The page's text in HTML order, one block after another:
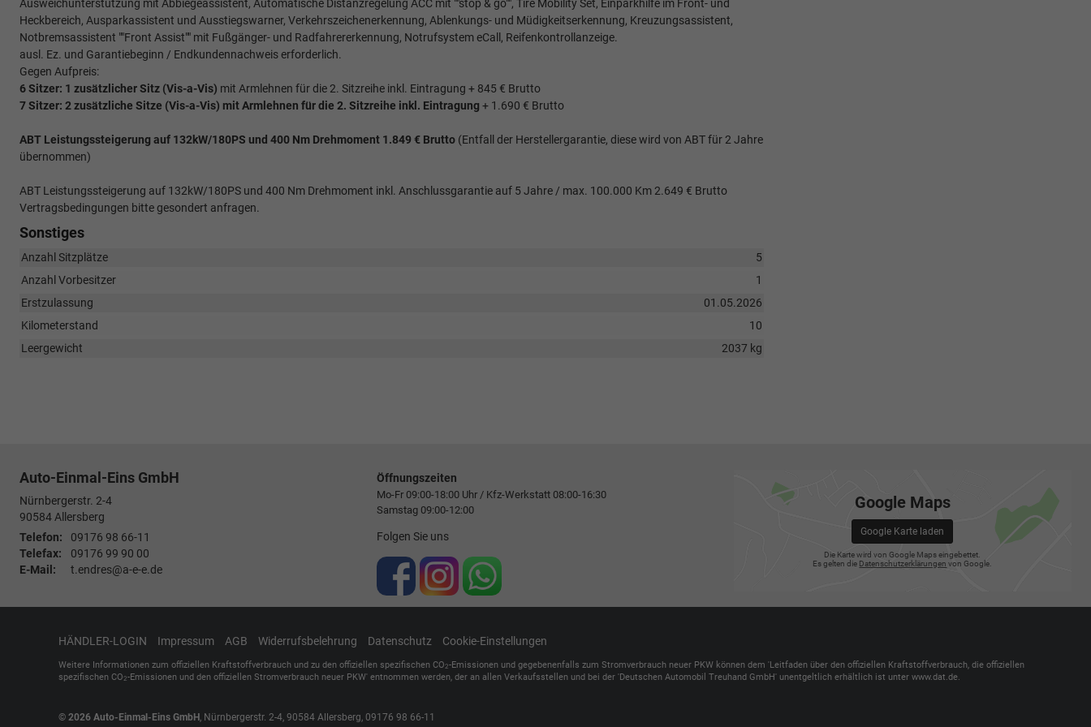
Ausweichunterstützung mit Abbiegeassistent, Automatische Distanzregelung ACC mit ""stop & go"", Tire Mobility Set, Einparkhilfe im Front- und
Heckbereich, Ausparkassistent und Ausstiegswarner, Verkehrszeichenerkennung, Ablenkungs- und Müdigkeitserkennung, Kreuzungsassistent,
Notbremsassistent ""Front Assist"" mit Fußgänger- und Radfahrererkennung, Notrufsystem eCall, Reifenkontrollanzeige.
ausl. Ez. und Garantiebeginn / Endkundennachweis erforderlich.
Gegen Aufpreis:
6 Sitzer: 1 zusätzlicher Sitz (Vis-a-Vis) mit Armlehnen für die 2. Sitzreihe inkl. Eintragung + 845 € Brutto
7 Sitzer: 2 zusätzliche Sitze (Vis-a-Vis) mit Armlehnen für die 2. Sitzreihe inkl. Eintragung + 1.690 € Brutto
ABT Leistungssteigerung auf 132kW/180PS und 400 Nm Drehmoment 1.849 € Brutto (Entfall der Herstellergarantie, diese wird von ABT für 2 Jahre
übernommen)
ABT Leistungssteigerung auf 132kW/180PS und 400 Nm Drehmoment inkl. Anschlussgarantie auf 5 Jahre / max. 100.000 Km 2.649 € Brutto
Vertragsbedingungen bitte gesondert anfragen.
Sonstiges
Anzahl Sitzplätze
5
Anzahl Vorbesitzer
1
Erstzulassung
01.05.2026
Kilometerstand
10
Leergewicht
2037 kg
Auto-Einmal-Eins GmbH
Nürnbergerstr. 2-4
90584Allersberg
Telefon:
09176 98 66-11
Telefax:
09176 99 90 00
E-Mail:
t.endres@a-e-e.de
Öffnungszeiten
Mo-Fr 09:00-18:00 Uhr / Kfz-Werkstatt 08:00-16:30
Samstag 09:00-12:00
Folgen Sie uns
Google Maps
Google Karte laden
Die Karte wird von Google Maps eingebettet.
Es gelten die Datenschutzerklärungen von Google.
HÄNDLER-LOGIN Impressum AGB Widerrufsbelehrung Datenschutz Cookie-Einstellungen
Weitere Informationen zum offiziellen Kraftstoffverbrauch und zu den offiziellen spezifischen CO2-Emissionen und gegebenenfalls zum Stromverbrauch neuer PKW können dem 'Leitfaden über den offiziellen Kraftstoffverbrauch, die offiziellen
spezifischen CO2-Emissionen und den offiziellen Stromverbrauch neuer PKW' entnommen werden, der an allen Verkaufsstellen und bei der 'Deutschen Automobil Treuhand GmbH' unentgeltlich erhältlich ist unter www.dat.de.
© 2026 Auto-Einmal-Eins GmbH , Nürnbergerstr. 2-4, 90584 Allersberg, 09176 98 66-11